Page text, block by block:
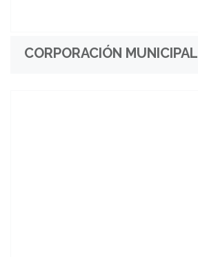
CORPORACIÓN MUNICIPAL